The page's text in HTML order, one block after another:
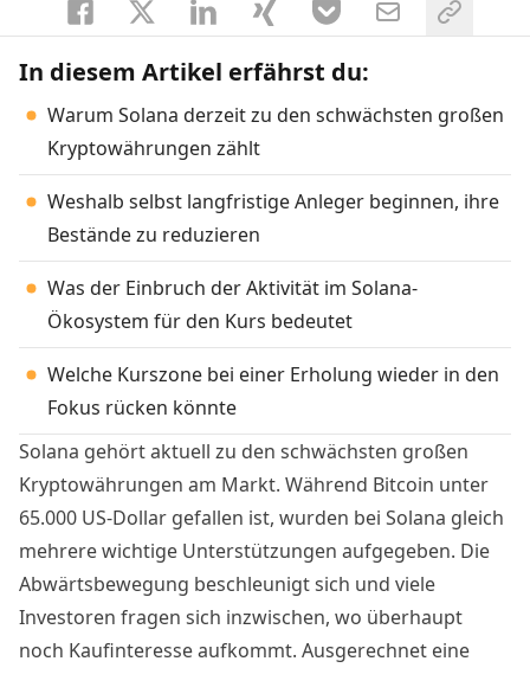
In diesem Artikel erfährst du:
Warum Solana derzeit zu den schwächsten großen
Kryptowährungen zählt
Weshalb selbst langfristige Anleger beginnen, ihre
Bestände zu reduzieren
Was der Einbruch der Aktivität im Solana-
Ökosystem für den Kurs bedeutet
Welche Kurszone bei einer Erholung wieder in den
Fokus rücken könnte
Solana gehört aktuell zu den schwächsten großen
Kryptowährungen am Markt. Während Bitcoin unter
65.000 US-Dollar gefallen ist, wurden bei Solana gleich
mehrere wichtige Unterstützungen aufgegeben. Die
Abwärtsbewegung beschleunigt sich und viele
Investoren fragen sich inzwischen, wo überhaupt
noch Kaufinteresse aufkommt. Ausgerechnet eine